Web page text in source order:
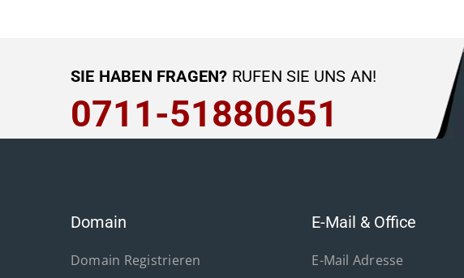
SIE HABEN FRAGEN? RUFEN SIE UNS AN!
0711-51880651
Domain
Domain Registrieren
E-Mail & Office
E-Mail Adresse